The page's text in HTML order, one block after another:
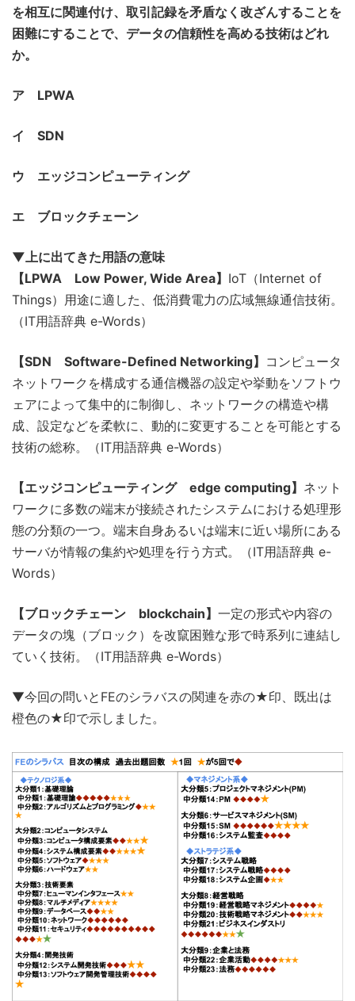
を相互に関連付け、取引記録を矛盾なく改ざんすることを
困難にすることで、データの信頼性を高める技術はどれ
か。
ア LPWA
イ SDN
ウ エッジコンピューティング
エ ブロックチェーン
▼上に出てきた用語の意味
【LPWA Low Power, Wide Area】 IoT（Internet of
Things）用途に適した、低消費電力の広域無線通信技術。
（IT用語辞典 e-Words）
【SDN Software-Defined Networking】 コンピュータ
ネットワークを構成する通信機器の設定や挙動をソフトウ
ェアによって集中的に制御し、ネットワークの構造や構
成、設定などを柔軟に、動的に変更することを可能とする
技術の総称。（IT用語辞典 e-Words）
【エッジコンピューティング edge computing】 ネット
ワークに多数の端末が接続されたシステムにおける処理形
態の分類の一つ。端末自身あるいは端末に近い場所にある
サーバが情報の集約や処理を行う方式。（IT用語辞典 e-
Words）
【ブロックチェーン blockchain】 一定の形式や内容の
データの塊（ブロック）を改竄困難な形で時系列に連結し
ていく技術。（IT用語辞典 e-Words）
▼今回の問いとFEのシラバスの関連を赤の★印、既出は
橙色の★印で示しました。